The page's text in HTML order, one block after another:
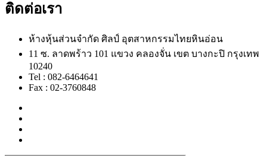
ติดต่อเรา
ห้างหุ้นส่วนจำกัด ศิลป์ อุตสาหกรรมไทยหินอ่อน
11 ซ. ลาดพร้าว 101 แขวง คลองจั่น เขต บางกะปิ กรุงเทพ
10240
Tel : 082-6464641
Fax : 02-3760848